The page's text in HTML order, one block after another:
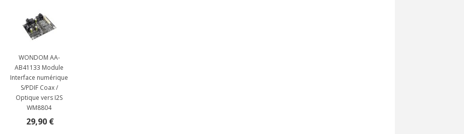
WONDOM AA-
AB41133 Module
Interface numérique
S/PDIF Coax /
Optique vers I2S
WM8804
29,90 €